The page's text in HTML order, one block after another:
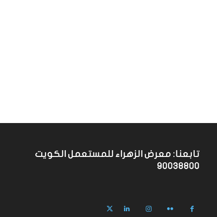
تابعنا: معرض الزهراء للمستعمل الكويت
90038800